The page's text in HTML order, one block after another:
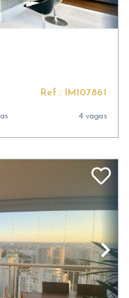
Ref.: IM107861
4 vagas